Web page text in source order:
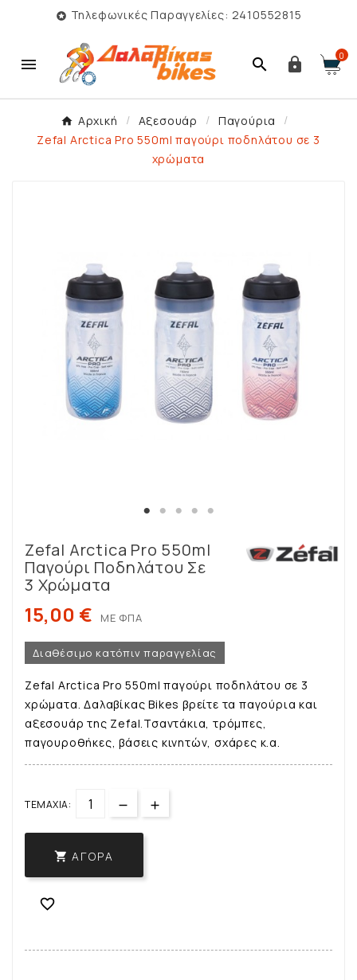
 Τηλεφωνικές Παραγγελίες: 2410552815
   0
Αρχική Αξεσουάρ
Παγούρια
Zefal Arctica Pro 550ml παγούρι ποδηλάτου σε 3
χρώματα
Zefal Arctica Pro 550ml
Παγούρι Ποδηλάτου Σε
3 Χρώματα
15,00 € ΜΕ ΦΠΑ
Διαθέσιμο κατόπιν παραγγελίας
Zefal Arctica Pro 550ml παγούρι ποδηλάτου σε 3
χρώματα. Δαλαβίκας Bikes βρείτε τα παγούρια και
αξεσουάρ της Zefal.Τσαντάκια, τρόμπες,
παγουροθήκες, βάσεις κινητών, σχάρες κ.α.
ΤΕΜΆΧΙΑ:
 ΑΓΟΡΆ
